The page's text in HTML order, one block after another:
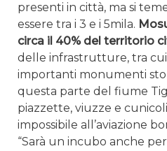
presenti in città, ma si
essere tra i 3 e i 5mila.
circa il 40% del territorio
delle infrastrutture, tra
importanti monumenti
questa parte del fiume
piazzette, viuzze e
impossibile all’aviazione
“Sarà un incubo anche